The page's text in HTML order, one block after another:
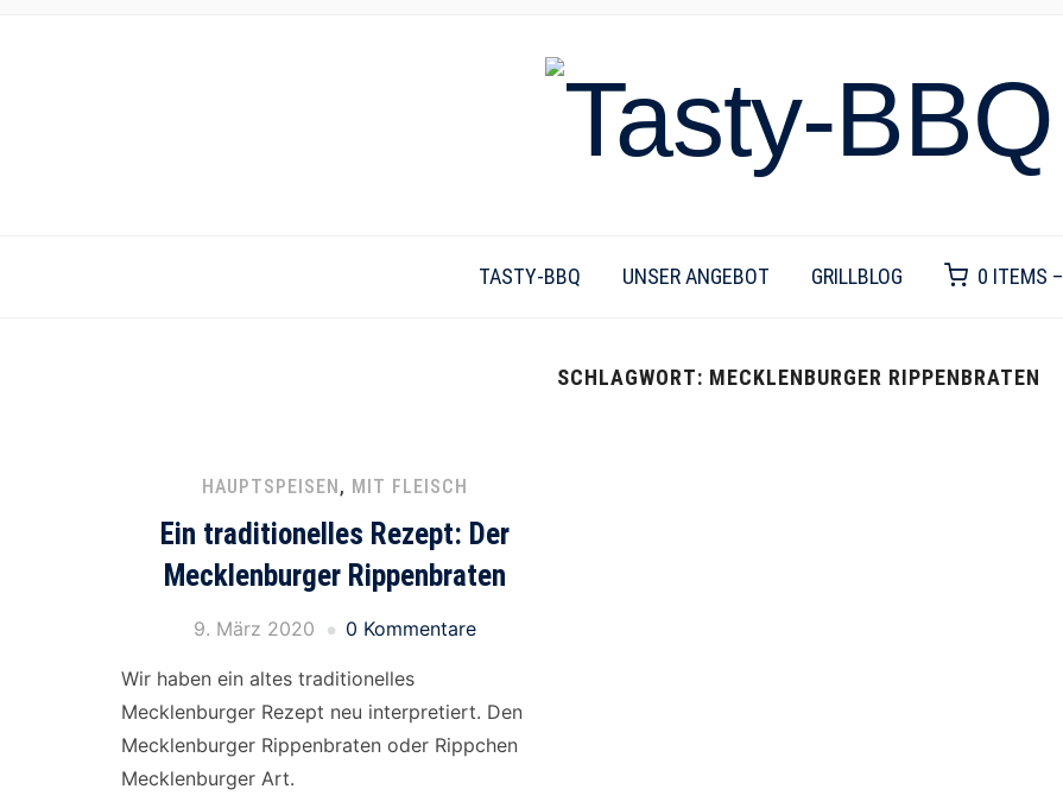
TASTY-BBQ UNSER ANGEBOT GRILLBLOG 0 ITEMS –
SCHLAGWORT: MECKLENBURGER RIPPENBRATEN
HAUPTSPEISEN, MIT FLEISCH
Ein traditionelles Rezept: Der
Mecklenburger Rippenbraten
9. März 2020 0 Kommentare
Wir haben ein altes traditionelles
Mecklenburger Rezept neu interpretiert. Den
Mecklenburger Rippenbraten oder Rippchen
Mecklenburger Art.